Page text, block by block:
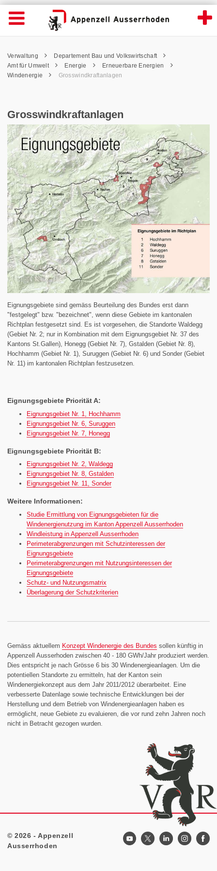
Grosswindkraftanlagen - Appenzell
Wichtige
Seiten
Home
Inhalt
Kontakt
Sitemap
Navigation öffnen
Inhalt
Pfadnavigation
Verwaltung
Departement Bau und Volkswirtschaft
Amt für Umwelt
Energie
Erneuerbare Energien
Windenergie
Grosswindkraftanlagen
Grosswindkraftanlagen
Eignungsgebiete sind gemäss Beurteilung des Bundes erst dann
"festgelegt" bzw. "bezeichnet", wenn diese Gebiete im kantonalen
Richtplan festgesetzt sind. Es ist vorgesehen, die Standorte Waldegg
(Gebiet Nr. 2; nur in Kombination mit dem Eignungsgebiet Nr. 37 des
Kantons St.Gallen), Honegg (Gebiet Nr. 7), Gstalden (Gebiet Nr. 8),
Hochhamm (Gebiet Nr. 1), Suruggen (Gebiet Nr. 6) und Sonder (Gebiet
Nr. 11) im kantonalen Richtplan festzusetzen.
Eignungsgebiete Priorität A:
Eignungsgebiet Nr. 1, Hochhamm
Eignungsgebiet Nr. 6, Suruggen
Eignungsgebiet Nr. 7, Honegg
Eignungsgebiete Priorität B:
Eignungsgebiet Nr. 2, Waldegg
Eignungsgebiet Nr. 8, Gstalden
Eignungsgebiet Nr. 11, Sonder
Weitere Informationen:
Studie Ermittlung von Eignungsgebieten für die
Windenergienutzung im Kanton Appenzell Ausserrhoden
Windleistung in Appenzell Ausserrhoden
Perimeterabgrenzungen mit Schutzinteressen der
Eignungsgebiete
Perimeterabgrenzungen mit Nutzungsinteressen der
Eignungsgebiete
Schutz- und Nutzungsmatrix
Überlagerung der Schutzkriterien
Gemäss aktuellem Konzept Windenergie des Bundes sollen künftig in
Appenzell Ausserhoden zwischen 40 - 180 GWh/Jahr produziert werden.
Dies entspricht je nach Grösse 6 bis 30 Windenergieanlagen. Um die
potentiellen Standorte zu ermitteln, hat der Kanton sein
Windenergiekonzept aus dem Jahr 2011/2012 überarbeitet. Eine
verbesserte Datenlage sowie technische Entwicklungen bei der
Herstellung und dem Betrieb von Windenergieanlagen haben es
ermöglicht, neue Gebiete zu evaluieren, die vor rund zehn Jahren noch
nicht in Betracht gezogen wurden.
Footer
© 2026 - Appenzell
Ausserrhoden